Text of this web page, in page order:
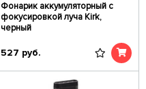
Фонарик аккумуляторный с
фокусировкой луча Kirk,
черный
527 руб.